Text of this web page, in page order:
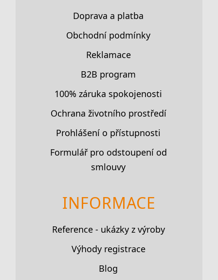
Doprava a platba
Obchodní podmínky
Reklamace
B2B program
100% záruka spokojenosti
Ochrana životního prostředí
Prohlášení o přístupnosti
Formulář pro odstoupení od
smlouvy
INFORMACE
Reference - ukázky z výroby
Výhody registrace
Blog